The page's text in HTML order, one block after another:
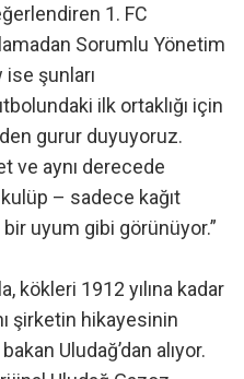
1. FC
Sorumlu Yönetim
şunları
ilk ortaklığı için
gurur duyuyoruz.
ve aynı derecede
– sadece kağıt
uyum gibi görünüyor.”
kökleri 1912 yılına kadar
şirketin hikayesinin
Uludağ’dan alıyor.